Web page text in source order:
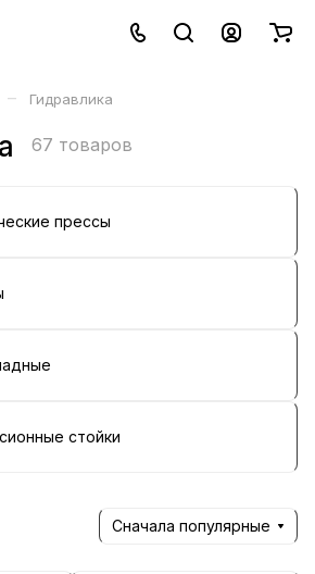
– Гидравлика
67 товаров
прессы
стойки
Сначала популярные